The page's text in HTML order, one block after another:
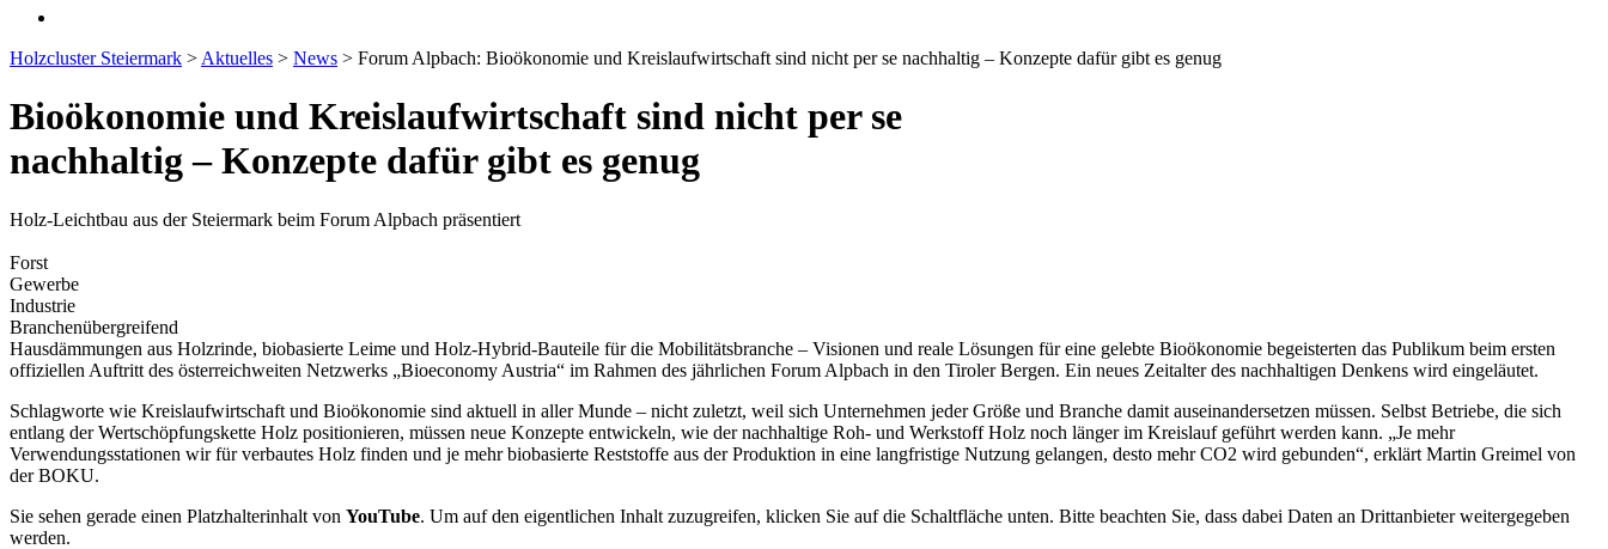
Holzcluster Steiermark > Aktuelles > News > Forum Alpbach: Bioökonomie und Kreislaufwirtschaft sind nicht per se nachhaltig – Konzepte dafür gibt es genug
Bioökonomie und Kreislaufwirtschaft sind nicht per se
nachhaltig – Konzepte dafür gibt es genug
Holz-Leichtbau aus der Steiermark beim Forum Alpbach präsentiert
Forst
Gewerbe
Industrie
Branchenübergreifend
Hausdämmungen aus Holzrinde, biobasierte Leime und Holz-Hybrid-Bauteile für die Mobilitätsbranche – Visionen und reale Lösungen für eine gelebte Bioökonomie begeisterten das Publikum beim ersten
offiziellen Auftritt des österreichweiten Netzwerks „Bioeconomy Austria“ im Rahmen des jährlichen Forum Alpbach in den Tiroler Bergen. Ein neues Zeitalter des nachhaltigen Denkens wird eingeläutet.
Schlagworte wie Kreislaufwirtschaft und Bioökonomie sind aktuell in aller Munde – nicht zuletzt, weil sich Unternehmen jeder Größe und Branche damit auseinandersetzen müssen. Selbst Betriebe, die sich
entlang der Wertschöpfungskette Holz positionieren, müssen neue Konzepte entwickeln, wie der nachhaltige Roh- und Werkstoff Holz noch länger im Kreislauf geführt werden kann. „Je mehr
Verwendungsstationen wir für verbautes Holz finden und je mehr biobasierte Reststoffe aus der Produktion in eine langfristige Nutzung gelangen, desto mehr CO2 wird gebunden“, erklärt Martin Greimel von
der BOKU.
Sie sehen gerade einen Platzhalterinhalt von YouTube. Um auf den eigentlichen Inhalt zuzugreifen, klicken Sie auf die Schaltfläche unten. Bitte beachten Sie, dass dabei Daten an Drittanbieter weitergegeben
werden.